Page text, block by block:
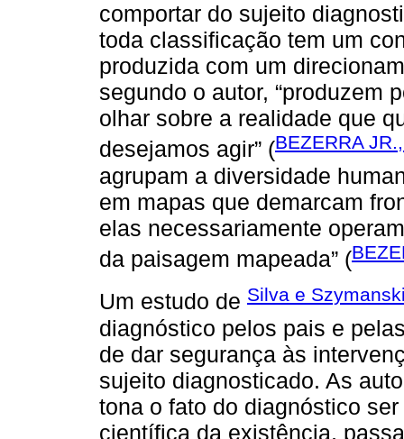
comportar do sujeito
toda classificação tem um
produzida com um
segundo o autor, “produzem
olhar sobre a realidade que
desejamos agir” (BEZERRA
agrupam a diversidade
em mapas que demarcam
elas necessariamente
da paisagem mapeada” (
Um estudo de Silva e
diagnóstico pelos pais e
de dar segurança às
sujeito diagnosticado. As
tona o fato do diagnóstico
científica da existência,